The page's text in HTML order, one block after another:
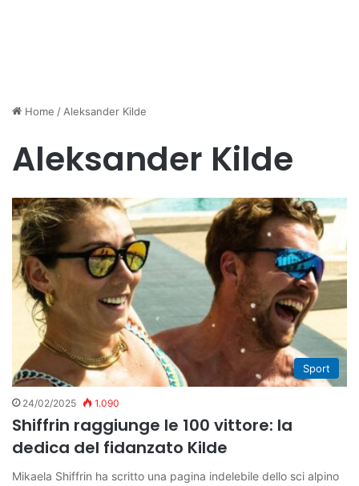
Home / Aleksander Kilde
Aleksander Kilde
Sport
24/02/2025 1.090
Shiffrin raggiunge le 100 vittore: la
dedica del fidanzato Kilde
Mikaela Shiffrin ha scritto una pagina indelebile dello sci alpino